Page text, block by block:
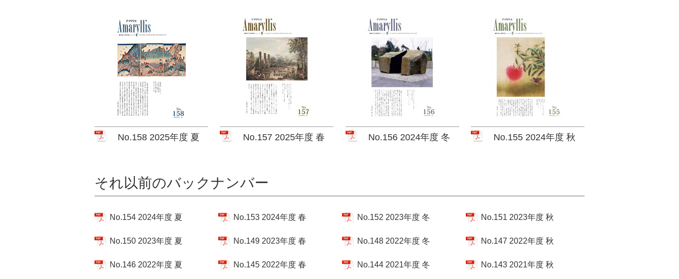
No.158 2025年度 夏 No.157 2025年度 春 No.156 2024年度 冬 No.155 2024年度 秋
それ以前のバックナンバー
No.154 2024年度 夏 No.153 2024年度 春 No.152 2023年度 冬 No.151 2023年度 秋
No.150 2023年度 夏 No.149 2023年度 春 No.148 2022年度 冬 No.147 2022年度 秋
No.146 2022年度 夏 No.145 2022年度 春 No.144 2021年度 冬 No.143 2021年度 秋